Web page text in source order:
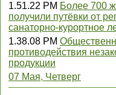
1.51.22 PM Более 700
получили путёвки от
санаторно-курортное
1.38.08 PM
противодействия
продукции
07 Мая, Четверг